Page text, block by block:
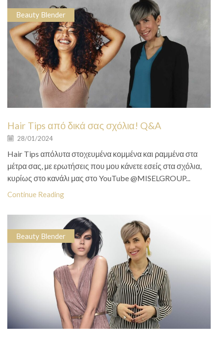
Beauty Blender
Hair Tips από δικά σας σχόλια! Q&A
28/01/2024
Hair Tips απόλυτα στοχευμένα κομμένα και ραμμένα στα
μέτρα σας, με ερωτήσεις που μου κάνετε εσείς στα σχόλια,
κυρίως στο κανάλι μας στο YouTube @MISELGROUP...
Continue Reading
Beauty Blender